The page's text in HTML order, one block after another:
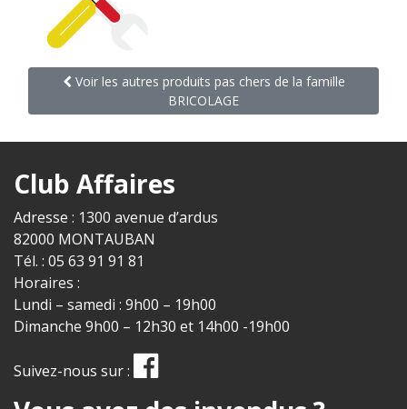
Voir les autres produits pas chers de la famille
BRICOLAGE
Club Affaires
Adresse : 1300 avenue d’ardus
82000 MONTAUBAN
Tél. : 05 63 91 91 81
Horaires :
Lundi – samedi : 9h00 – 19h00
Dimanche 9h00 – 12h30 et 14h00 -19h00
Suivez-nous sur :